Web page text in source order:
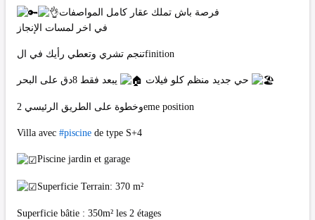
فرصة باش تملك عقار كامل المواصفات
في اخر لمسات الإنجاز
تنجم تشري وتعطي رأيك في الfinition
حي جديد منظم كلو فيلات
وخطوة على الطريق الرئيسي 2eme position
Villa avec #piscine de type S+4
Piscine jardin et garage
Superficie Terrain: 370 m²
Superficie bâtie : 350m² les 2 étages